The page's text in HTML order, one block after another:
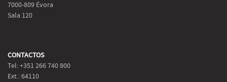
7000-809 Évora
Sala 120
CONTACTOS
Tel: +351 266 740 800
Ext.: 64110